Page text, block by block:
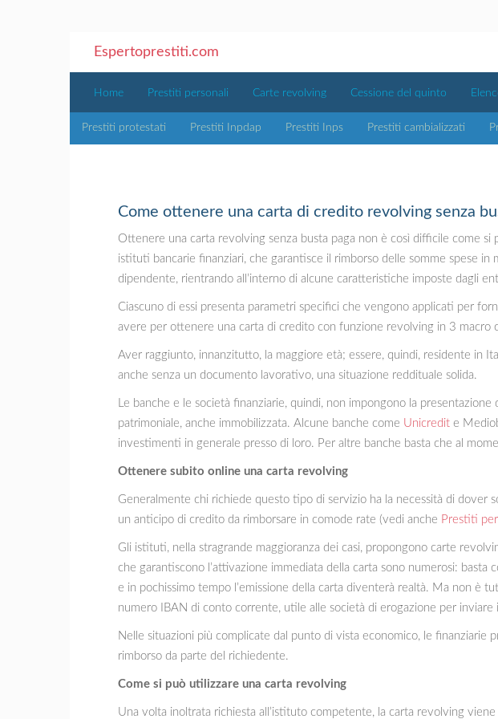
Espertoprestiti.com
Home Prestiti personali Carte revolving Cessione del quinto
Prestiti protestati Prestiti Inpdap Prestiti Inps Prestiti cambializzati
Come ottenere una carta di credito revolving senza
Ottenere una carta revolving senza busta paga non è così difficile come
istituti bancarie finanziari, che garantisce il rimborso delle somme spese
dipendente, rientrando all’interno di alcune caratteristiche imposte dagli
Ciascuno di essi presenta parametri specifici che vengono applicati per
avere per ottenere una carta di credito con funzione revolving in 3 macro
Aver raggiunto, innanzitutto, la maggiore età; essere, quindi, residente in
anche senza un documento lavorativo, una situazione reddituale solida.
Le banche e le società finanziarie, quindi, non impongono la
patrimoniale, anche immobilizzata. Alcune banche come Unicredit e
investimenti in generale presso di loro. Per altre banche basta che al
Ottenere subito online una carta revolving
Generalmente chi richiede questo tipo di servizio ha la necessità di
un anticipo di credito da rimborsare in comode rate (vedi anche Prestiti
Gli istituti, nella stragrande maggioranza dei casi, propongono carte
che garantiscono l’attivazione immediata della carta sono numerosi:
e in pochissimo tempo l’emissione della carta diventerà realtà. Ma non è
numero IBAN di conto corrente, utile alle società di erogazione per
Nelle situazioni più complicate dal punto di vista economico, le finanziarie
rimborso da parte del richiedente.
Come si può utilizzare una carta revolving
Una volta inoltrata richiesta all’istituto competente, la carta revolving